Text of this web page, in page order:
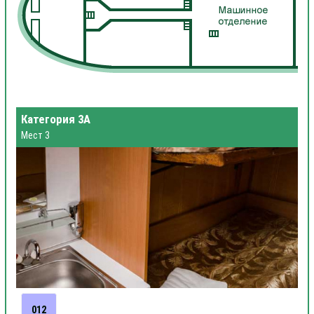
Категория 3А
Мест 3
012